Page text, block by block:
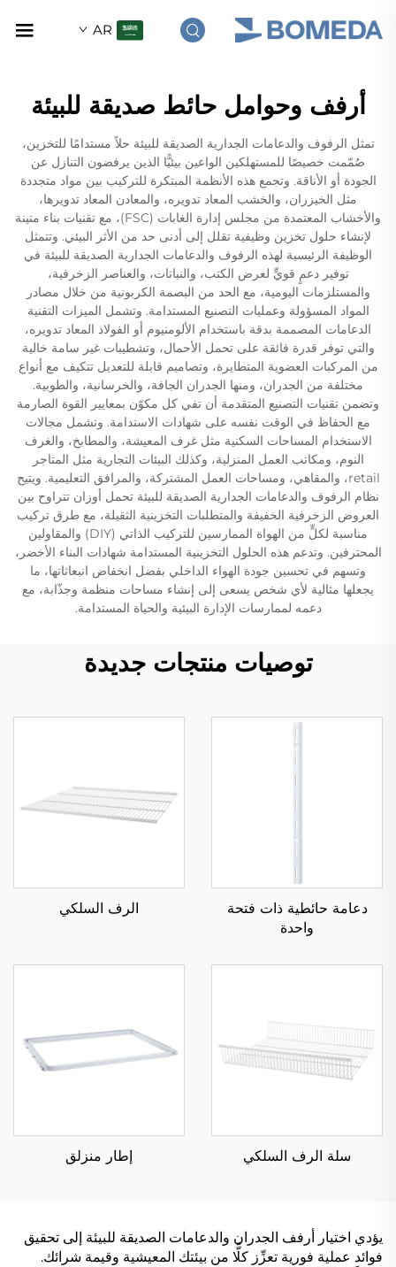
AR
أرفف وحوامل حائط صديقة للبيئة
تمثل الرفوف والدعامات الجدارية الصديقة للبيئة حلاً مستدامًا للتخزين،
صُمّمت خصيصًا للمستهلكين الواعين بيئيًّا الذين يرفضون التنازل عن
الجودة أو الأناقة. وتجمع هذه الأنظمة المبتكرة للتركيب بين مواد متجددة
مثل الخيزران، والخشب المعاد تدويره، والمعادن المعاد تدويرها،
والأخشاب المعتمدة من مجلس إدارة الغابات (FSC)، مع تقنيات بناء متينة
لإنشاء حلول تخزين وظيفية تقلل إلى أدنى حد من الأثر البيئي. وتتمثل
الوظيفة الرئيسية لهذه الرفوف والدعامات الجدارية الصديقة للبيئة في
توفير دعمٍ قويٍّ لعرض الكتب، والنباتات، والعناصر الزخرفية،
والمستلزمات اليومية، مع الحد من البصمة الكربونية من خلال مصادر
المواد المسؤولة وعمليات التصنيع المستدامة. وتشمل الميزات التقنية
الدعامات المصممة بدقة باستخدام الألومنيوم أو الفولاذ المعاد تدويره،
والتي توفر قدرة فائقة على تحمل الأحمال، وتشطيبات غير سامة خالية
من المركبات العضوية المتطايرة، وتصاميم قابلة للتعديل تتكيف مع أنواع
مختلفة من الجدران، ومنها الجدران الجافة، والخرسانية، والطوبية.
وتضمن تقنيات التصنيع المتقدمة أن تفي كل مكوّن بمعايير القوة الصارمة
مع الحفاظ في الوقت نفسه على شهادات الاستدامة. وتشمل مجالات
الاستخدام المساحات السكنية مثل غرف المعيشة، والمطابخ، والغرف
النوم، ومكاتب العمل المنزلية، وكذلك البيئات التجارية مثل المتاجر
retail، والمقاهي، ومساحات العمل المشتركة، والمرافق التعليمية. ويتيح
نظام الرفوف والدعامات الجدارية الصديقة للبيئة تحمل أوزان تتراوح بين
العروض الزخرفية الخفيفة والمتطلبات التخزينية الثقيلة، مع طرق تركيب
مناسبة لكلٍّ من الهواة الممارسين للتركيب الذاتي (DIY) والمقاولين
المحترفين. وتدعم هذه الحلول التخزينية المستدامة شهادات البناء الأخضر،
وتسهم في تحسين جودة الهواء الداخلي بفضل انخفاض انبعاثاتها، ما
يجعلها مثالية لأي شخص يسعى إلى إنشاء مساحات منظمة وجذّابة، مع
دعمه لممارسات الإدارة البيئية والحياة المستدامة.
توصيات منتجات جديدة
دعامة حائطية ذات فتحة
واحدة
الرف السلكي
سلة الرف السلكي إطار منزلق
يؤدي اختيار أرفف الجدران والدعامات الصديقة للبيئة إلى تحقيق
فوائد عملية فورية تعزِّز كلًّا من بيئتك المعيشية وقيمة شرائك.